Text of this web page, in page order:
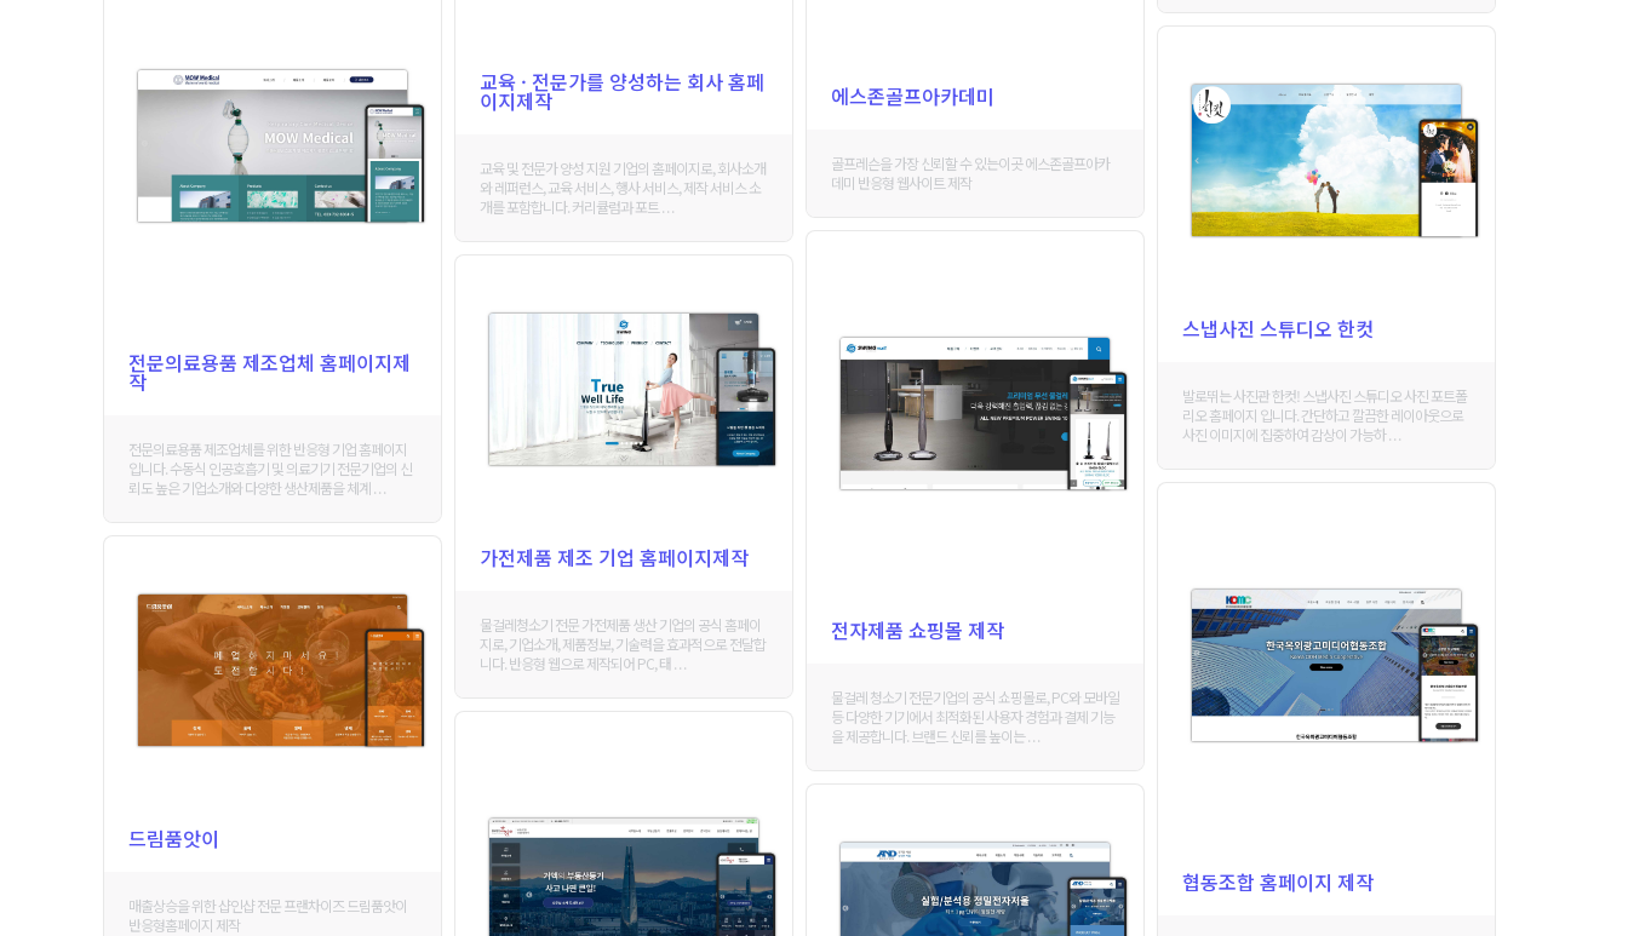
에스존골프아카데미
골프레슨을 가장 신뢰할 수 있는이곳 에스존골프아카
데미 반응형 웹사이트 제작
교육 · 전문가를 양성하는 회사 홈페
이지제작
교육 및 전문가 양성 지원 기업의 홈페이지로, 회사소개
와 레퍼런스, 교육 서비스, 행사 서비스, 제작 서비스 소
개를 포함합니다. 커리큘럼과 포트 . . .
전문의료용품 제조업체 홈페이지제
작
전문의료용품 제조업체를 위한 반응형 기업 홈페이지
입니다. 수동식 인공호흡기 및 의료기기 전문기업의 신
뢰도 높은 기업소개와 다양한 생산제품을 체계 . . .
스냅사진 스튜디오 한컷
발로뛰는 사진관 한컷! 스냅사진 스튜디오 사진 포트폴
리오 홈페이지 입니다. 간단하고 깔끔한 레이아웃으로
사진 이미지에 집중하여 감상이 가능하 . . .
전자제품 쇼핑몰 제작
물걸레 청소기 전문기업의 공식 쇼핑몰로, PC와 모바일
등 다양한 기기에서 최적화된 사용자 경험과 결제 기능
을 제공합니다. 브랜드 신뢰를 높이는 . . .
가전제품 제조 기업 홈페이지제작
물걸레청소기 전문 가전제품 생산 기업의 공식 홈페이
지로, 기업소개, 제품정보, 기술력을 효과적으로 전달합
니다. 반응형 웹으로 제작되어 PC, 태 . . .
협동조합 홈페이지 제작
드림품앗이
매출상승을 위한 샵인샵 전문 프랜차이즈 드림품앗이
반응형홈페이지 제작